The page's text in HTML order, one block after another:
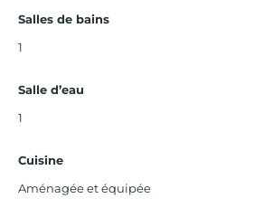
Salles de bains
1
Salle d’eau
1
Cuisine
Aménagée et équipée